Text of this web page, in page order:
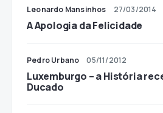
Leonardo Mansinhos 27/03/2014
A Apologia da Felicidade
Pedro Urbano 05/11/2012
Luxemburgo – a História
Ducado